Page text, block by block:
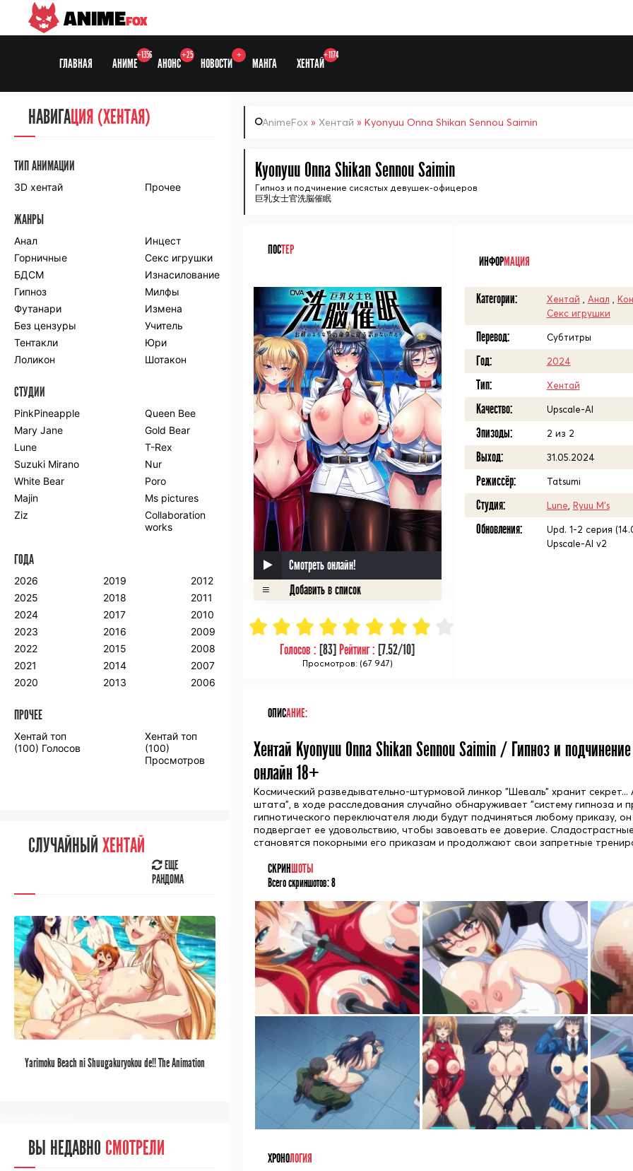
ANIMEFOX
ГЛАВНАЯ АНИМЕ
+1356
АНОНС
+25
НОВОСТИ
+
МАНГА ХЕНТАЙ
+1174
AnimeFox » Хентай » Kyonyuu Onna Shikan Sennou Saimin
Kyonyuu Onna Shikan Sennou Saimin
Гипноз и подчинение сисястых девушек-офицеров
巨乳女士官洗脳催眠
ПОСТЕР
Смотреть онлайн!
Голосов : [83] Рейтинг : [7.52/10]
Просмотров: (67 947)
ИНФОРМАЦИЯ
Категории: Хентай Анал
Секс игрушки
Перевод: Субтитры
Год: 2024
Тип: Хентай
Качество: Upscale-AI
Эпизоды: 2 из 2
Выход: 31.05.2024
Режиссёр: Tatsumi
Студия: Lune Ryuu M's
Обновления:
Upd. 1-2 серия
Upscale-AI v2
ОПИСАНИЕ:
Хентай Kyonyuu Onna Shikan Sennou Saimin / Гипноз и
онлайн 18+
Космический разведывательно-штурмовой линкор "Шеваль" хранит
штата", в ходе расследования случайно обнаруживает "систему гипноза и
гипнотического переключателя люди будут подчиняться любому приказу,
подвергает ее удовольствию, чтобы завоевать ее доверие.
становятся покорными его приказам и продолжают свои запретные
СКРИНШОТЫ
Всего скриншотов:8
ХРОНОЛОГИЯ
НАВИГАЦИЯ
СЕЗОНЫ
Anidub
Animedia
Kansai studio
Onibaku
Shiza project
ПО ЖАНРАМ
Комедия
Приключения
Романтика
Школа
Этти
Боевые
искусства
Гарем
Драма
Игры
Исторический
Магия
Фантастика
Фэнтези
Мистика
Попаданцы в
другой мир
Хентай
ПО ГОДУ
2023
2022
2021
2020
2019
2018
2017
2016
2013
2012
2011
2010
2009
2008
2005
2004
2003
2002
2001
2000
ПРОЧЕЕ
Аниме фильмы Аниме OVA
СЛУЧАЙНОЕ АНИМЕ
РАНДОМА
ВЫ НЕДАВНОСМОТРЕЛИ
[/senpainoticeme]
САМЫЙ ПОПУЛЯРНЫЙ АНИМЕ
НАВИГАЦИЯ (ХЕНТАЯ)
ТИП АНИМАЦИИ
3D хентай Прочее
ЖАНРЫ
Анал
Инцест
Горничные
Секс игрушки
БДСМ
Изнасилование
Гипноз
Милфы
Футанари
Измена
Без цензуры
Учитель
Тентакли
Юри
Лоликон
Шотакон
СТУДИИ
PinkPineapple
Queen Bee
Mary Jane
Gold Bear
Lune
T-Rex
Suzuki Mirano
Nur
White Bear
Poro
Majin
Ms pictures
Ziz
Collaboration
works
ГОДА
2026
2025
2024
2023
2022
2021
2020
2019
2018
2017
2016
2015
2014
2013
2012
2011
2010
2009
2008
2007
2006
ПРОЧЕЕ
Хентай топ
(100) Голосов
Хентай топ
(100)
Просмотров
СЛУЧАЙНЫЙ ХЕНТАЙ
ЕЩЕ
РАНДОМА
Yarimoku Beach ni Shuugakuryokou de!! The Animation
ВЫ НЕДАВНО СМОТРЕЛИ